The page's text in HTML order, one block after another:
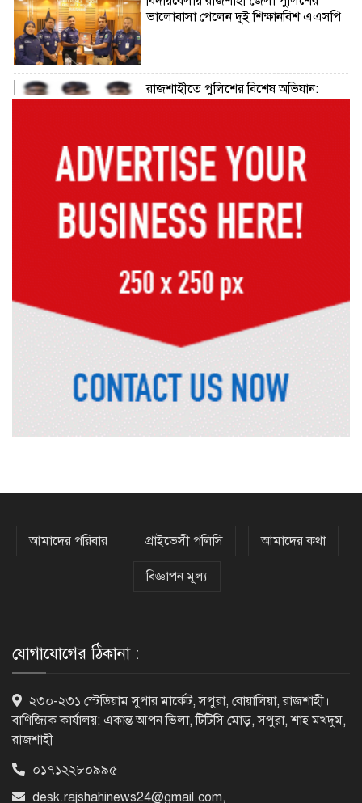
ভালোবাসা পেলেন দুই শিক্ষানবিশ এএসপি
রাজশাহীতে পুলিশের বিশেষ অভিযান:
নদীদূষণ রোধে সমন্বিত পদক্ষেপ গ্রহণে
উদ্যোক্তাকে সম্মাননা দিলেন সিটি প্রশাসক
রংপুরে চলন্ত ট্রেনে উঠতে গিয়ে কাটা পড়ে
রাষ্ট্রপতি নির্বাচনের চূড়ান্ত তারিখ ঘোষণা
এখনও ৫ আগস্ট
দুর্নীতিমুক্ত প্রশাসন গড়াই সরকারের মূল
লক্ষ্য : ভূমিমন্ত্রী
যাবে না: ভূমিমন্ত্রী
আমাদের পরিবার প্রাইভেসী পলিসি আমাদের কথা
বিজ্ঞাপন মূল্য
যোগাযোগের ঠিকানা :
২৩০-২৩১ স্টেডিয়াম সুপার মার্কেট, সপুরা, বোয়ালিয়া, রাজশাহী।
বাণিজ্যিক কার্যালয়: একান্ত আপন ভিলা, টিটিসি মোড়, সপুরা, শাহ মখদুম,
রাজশাহী।
০১৭১২২৮০৯৯৫
desk.rajshahinews24@gmail.com,